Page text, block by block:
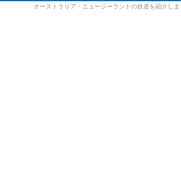
オーストラリア・ニュージーランドの鉄道を紹介しま